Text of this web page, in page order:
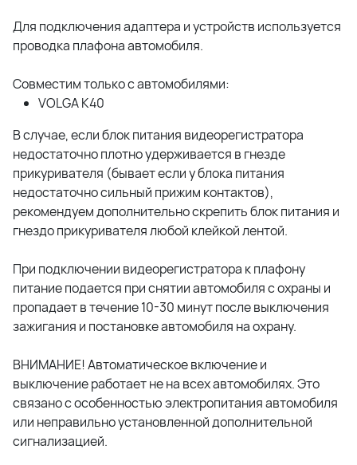
Для подключения адаптера и устройств используется
проводка плафона автомобиля.
Совместим только с автомобилями:
VOLGA K40
В случае, если блок питания видеорегистратора
недостаточно плотно удерживается в гнезде
прикуривателя (бывает если у блока питания
недостаточно сильный прижим контактов),
рекомендуем дополнительно скрепить блок питания и
гнездо прикуривателя любой клейкой лентой.
При подключении видеорегистратора к плафону
питание подается при снятии автомобиля с охраны и
пропадает в течение 10-30 минут после выключения
зажигания и постановке автомобиля на охрану.
ВНИМАНИЕ! Автоматическое включение и
выключение работает не на всех автомобилях. Это
связано с особенностью электропитания автомобиля
или неправильно установленной дополнительной
сигнализацией.